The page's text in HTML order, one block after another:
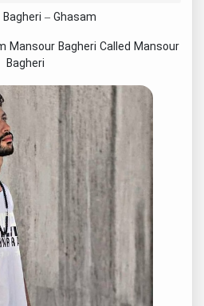
– Ghasam
Mansour Bagheri Called Mansour
Bagheri